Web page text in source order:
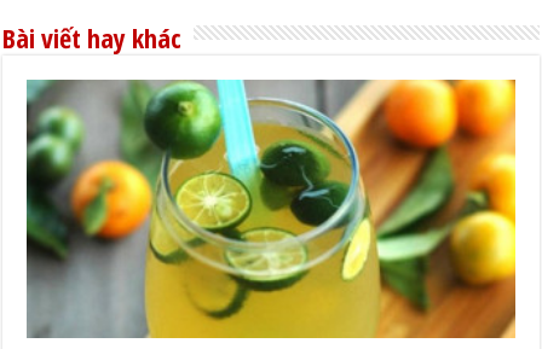
Bài viết hay khác